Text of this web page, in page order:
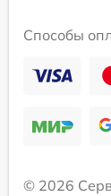
Способы
© 2026